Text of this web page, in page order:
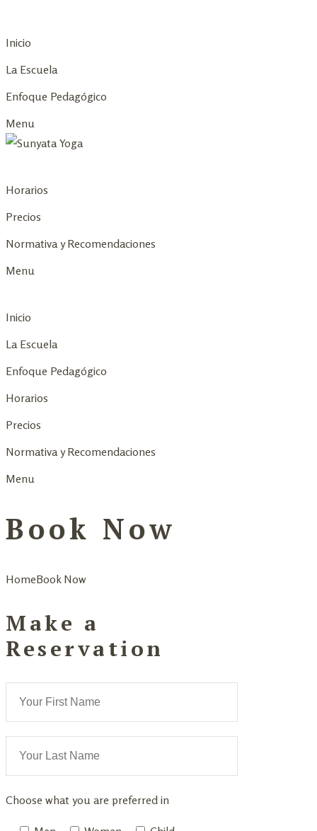
to
Inicio
La Escuela
Enfoque Pedagógico
Menu
Horarios
Precios
Normativa y Recomendaciones
Menu
Inicio
La Escuela
Enfoque Pedagógico
Horarios
Precios
Normativa y Recomendaciones
Menu
Book Now
HomeBook Now
Make a
Reservation
Choose what you are preferred in